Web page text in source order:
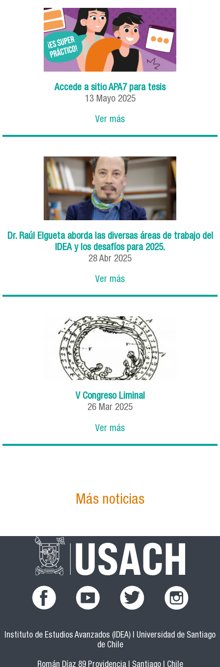
Accede a sitio APA7 para tesis
13 Mayo 2025
Ver más
Dr. Raúl Elgueta aborda las diversas áreas de trabajo del
IDEA y los desafíos para 2025.
28 Abr 2025
Ver más
V Congreso Liminal
26 Mar 2025
Ver más
Más noticias
facebook.pngyoutub.pngtwitter.png
Instituto de Estudios Avanzados (IDEA) | Universidad de Santiago
de Chile
Román Díaz 89 Providencia | Santiago | Chile